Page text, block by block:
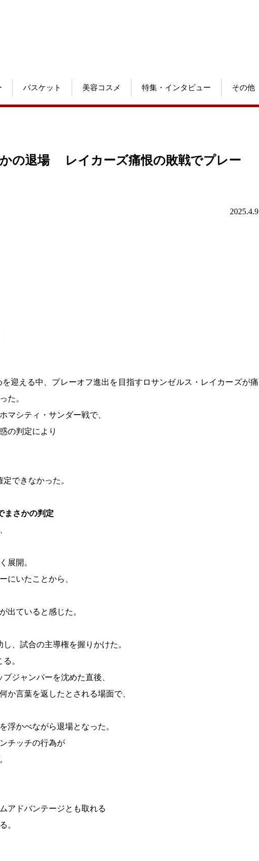
バスケット 美容コスメ 特集・インタビュー その他
の退場 レイカーズ痛恨の敗戦でプレー
2025.4.9
迎える中、プレーオフ進出を目指すロサンゼルス・レイカーズが痛
た。
マシティ・サンダー戦で、
の判定により
できなかった。
まさかの判定
展開。
にいたことから、
出ていると感じた。
、試合の主導権を握りかけた。
。
ジャンパーを沈めた直後、
か言葉を返したとされる場面で、
浮かべながら退場となった。
チッチの行為が
アドバンテージとも取れる
。